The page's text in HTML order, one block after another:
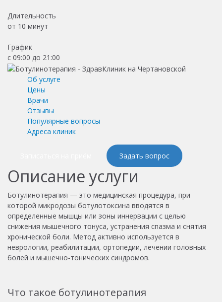
Длительность
от 10 минут
График
с 09:00 до 21:00
Об услуге
Цены
Врачи
Отзывы
Популярные вопросы
Адреса клиник
Задать вопрос
Описание услуги
Ботулинотерапия — это медицинская процедура, при
которой микродозы ботулотоксина вводятся в
определенные мышцы или зоны иннервации с целью
снижения мышечного тонуса, устранения спазма и снятия
хронической боли. Метод активно используется в
неврологии, реабилитации, ортопедии, лечении головных
болей и мышечно-тонических синдромов.
Что такое ботулинотерапия